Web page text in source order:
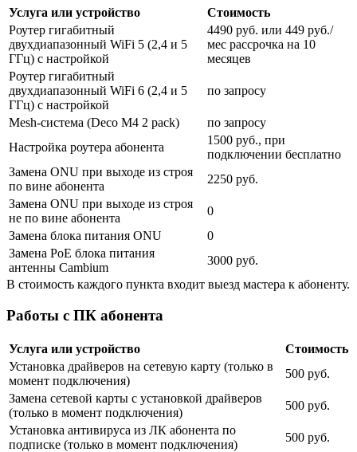
Услуга или устройство
Стоимость
Роутер гигабитный
двухдиапазонный WiFi 5 (2,4 и 5
ГГц) с настройкой
4490 руб. или 449 руб./
мес рассрочка на 10
месяцев
Роутер гигабитный
двухдиапазонный WiFi 6 (2,4 и 5
ГГц) с настройкой
по запросу
Mesh-система (Deco M4 2 pack)
по запросу
Настройка роутера абонента
1500 руб., при
подключении бесплатно
Замена ONU при выходе из строя
по вине абонента
2250 руб.
Замена ONU при выходе из строя
не по вине абонента
0
Замена блока питания ONU
0
Замена PoE блока питания
антенны Cambium
3000 руб.
В стоимость каждого пункта входит выезд мастера к абоненту.
Работы с ПК абонента
Услуга или устройство
Стоимость
Установка драйверов на сетевую карту (только в
момент подключения)
500 руб.
Замена сетевой карты с установкой драйверов
(только в момент подключения)
500 руб.
Установка антивируса из ЛК абонента по
подписке (только в момент подключения)
500 руб.